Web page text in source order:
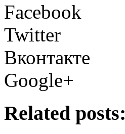
Facebook
Twitter
Вконтакте
Google+
Related posts: